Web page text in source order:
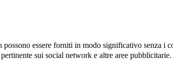
essere forniti in modo significativo senza i
sui social network e altre aree pubblicitarie.